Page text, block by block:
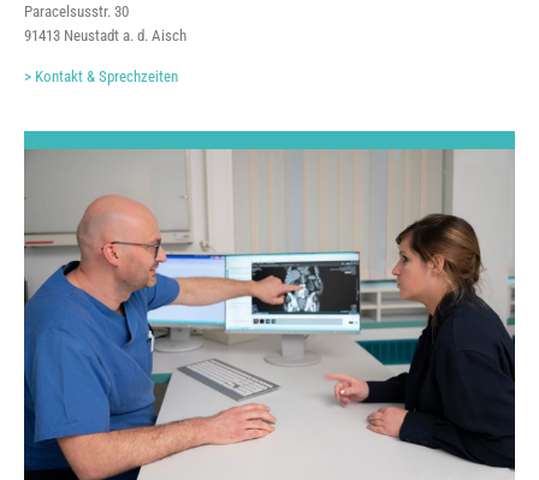
Paracelsusstr. 30
91413 Neustadt a. d. Aisch
> Kontakt & Sprechzeiten